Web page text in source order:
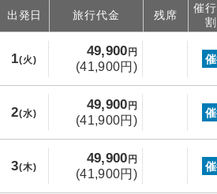
出発日 旅行代金 残席
催
割
1(火)
49,900 円
(41,900円)
2(水)
49,900 円
(41,900円)
3(木)
49,900 円
(41,900円)